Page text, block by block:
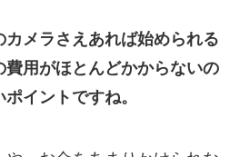
カメラさえあれば始められる
費用がほとんどかからないの
イントですね。